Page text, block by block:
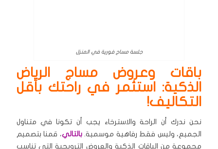
جلسة مساج فورية في المنزل
باقات وعروض مساج الرياض
الذكية: استثمر في راحتك بأقل
التكاليف!
نحن ندرك أن الراحة والاسترخاء يجب أن تكونا في متناول
الجميع، وليس فقط رفاهية موسمية.بالتالي، قمنا بتصميم
مجموعة من الباقات الذكية والعروض الترويجية التي تناسب